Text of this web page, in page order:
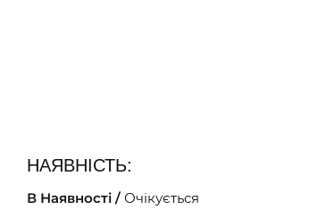
НАЯВНІСТЬ:
В Наявності / Очікується